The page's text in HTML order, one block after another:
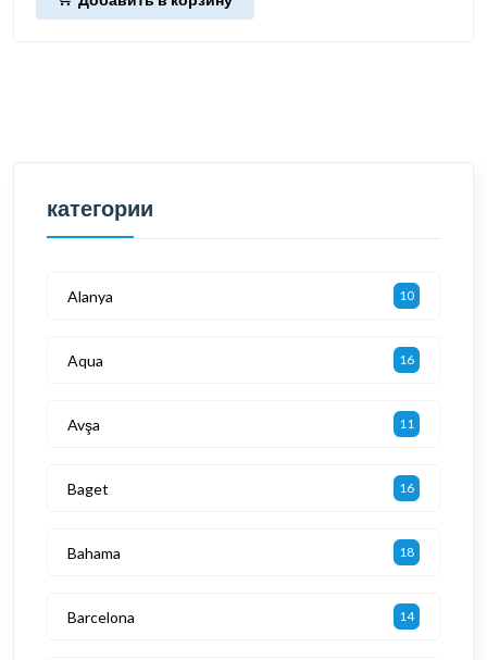
категории
Alanya 10
Aqua 16
Avşa 11
Baget 16
Bahama 18
Barcelona 14